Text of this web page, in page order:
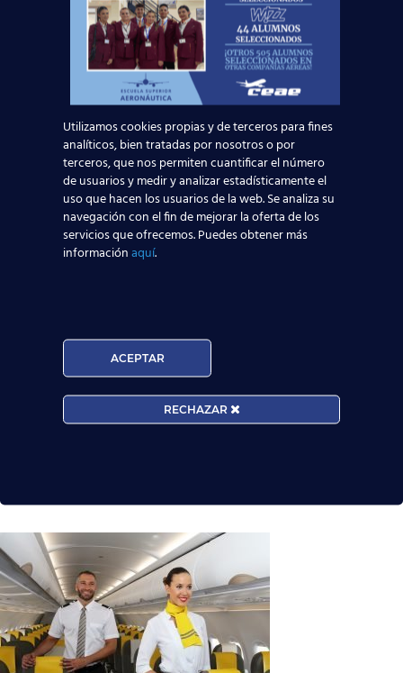
Contenido del curso: ¿En qué
consiste la orientación laboral en
la Escuela Superior Aeronáutica?
Utilizamos cookies propias y de terceros para fines
analíticos, bien tratadas por nosotros o por
terceros, que nos permiten cuantificar el número
de usuarios y medir y analizar estadísticamente el
uso que hacen los usuarios de la web. Se analiza su
navegación con el fin de mejorar la oferta de los
servicios que ofrecemos. Puedes obtener más
informaciónaquí.
ACEPTAR
RECHAZAR